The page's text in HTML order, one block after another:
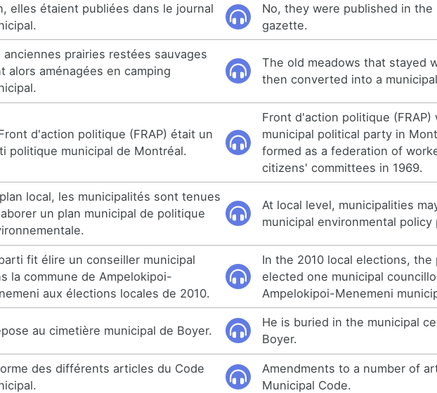
elles étaient publiées dans le journal
No, they were published in the
gazette.
anciennes prairies restées sauvages
alors aménagées en camping
The old meadows that stayed
then converted into a
d'action politique (FRAP) était un
politique municipal de Montréal.
Front d'action politique (FRAP)
municipal political party in
formed as a federation of
citizens' committees in 1969.
local, les municipalités sont tenues
un plan municipal de politique
At local level, municipalities
municipal environmental policy
fit élire un conseiller municipal
la commune de Ampelokipoi-
aux élections locales de 2010.
In the 2010 local elections, the
elected one municipal
Ampelokipoi-Menemeni
au cimetière municipal de Boyer.
He is buried in the municipal
Boyer.
des différents articles du Code
Amendments to a number of
Municipal Code.